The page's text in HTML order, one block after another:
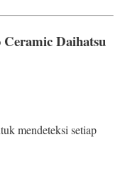
Daihatsu
mendeteksi setiap